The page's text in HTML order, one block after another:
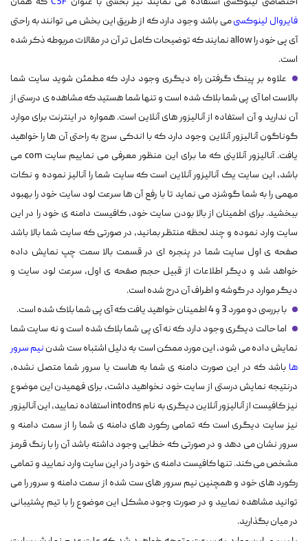
فایروال لینوکسیمی باشد وجود دارد که از طریق این بخش می توانند به راحتی
آی پی خود را allow نمایند که توضیحات کامل تر آن در مقالات مربوطه ذکر شده
است.
علاوه بر پینگ گرفتن راه دیگری وجود دارد که مطمئن شوید سایت شما
بالاست اما آی پی شما بلاک شده است و تنها شما هستید که مشاهده ی درستی از
آن ندارید و آن استفاده از آنالیزور های آنلاین است. همواره در اینترنت برای موارد
گوناگون آنالیزور آنلاین وجود دارد که با اندکی سرچ به راحتی آن ها را خواهید
یافت. آنالیزور آنلاینی که ما برای این منظور معرفی می نماییم سایت com می
باشد، این سایت یک آنالیزور آنلاین است که سایت شما را آنالیز نموده و نکات
مهمی را به شما گوشزد می نماید تا با رفع آن ها سرعت لود سایت خود را بهبود
ببخشید. برای اطمینان از بالا بودن سایت خود، کافیست دامنه ی خود را در این
سایت وارد نموده و چند لحظه منتظر بمانید، در صورتی که سایت شما بالا باشد
صفحه ی اول سایت شما در پنجره ای در قسمت بالا سمت چپ نمایش داده
خواهد شد و دیگر اطلاعات از قبیل حجم صفحه ی اول، سرعت لود سایت و
دیگر موارد در گوشه و اطراف آن درج شده است.
با بررسی دو مورد 3 و 4 اطمینان خواهید یافت که آی پی شما بلاک شده است.
اما حالت دیگری وجود دارد که نه آی پی شما بلاک شده است و نه سایت شما
نمایش داده می شود، این مورد ممکن است به دلیل اشتباه ست شدن نیم سرور
ها باشد که در این صورت دامنه ی شما به هاست یا سرور شما متصل نشده،
درنتیجه نمایش درستی از سایت خود نخواهید داشت، برای فهمیدن این موضوع
نیز کافیست از آنالیزور آنلاین دیگری به نام intodns استفاده نمایید، این آنالیزور
نیز سایت دیگری است که تمامی رکورد های دامنه ی شما را از سمت دامنه و
سرور نشان می دهد و در صورتی که خطایی وجود داشته باشد آن را با رنگ قرمز
مشخص می کند. تنها کافیست دامنه ی خود را در این سایت وارد نمایید و تمامی
رکورد های خود و همچنین نیم سرور های ست شده از سمت دامنه و سرور را می
توانید مشاهده نمایید و در صورت وجود مشکل این موضوع را با تیم پشتیبانی
در میان بگذارید.